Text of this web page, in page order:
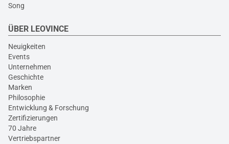
Song
ÜBER LEOVINCE
Neuigkeiten
Events
Unternehmen
Geschichte
Marken
Philosophie
Entwicklung & Forschung
Zertifizierungen
70 Jahre
Vertriebspartner